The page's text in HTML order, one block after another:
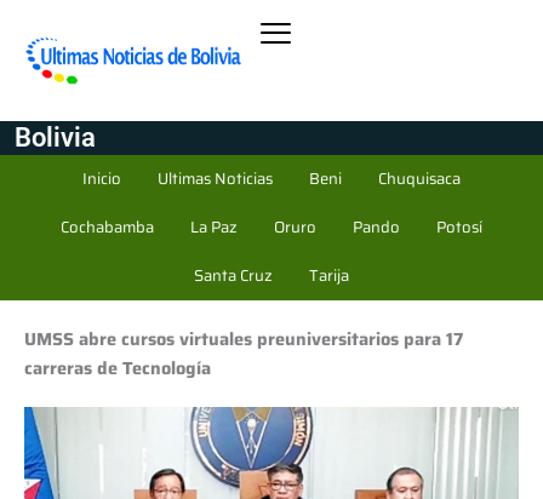
Bolivia
Inicio Ultimas Noticias Beni
Chuquisaca
Cochabamba
La Paz Oruro Pando
Potosí
Santa Cruz
Tarija
UMSS abre cursos virtuales preuniversitarios para 17
carreras de Tecnología